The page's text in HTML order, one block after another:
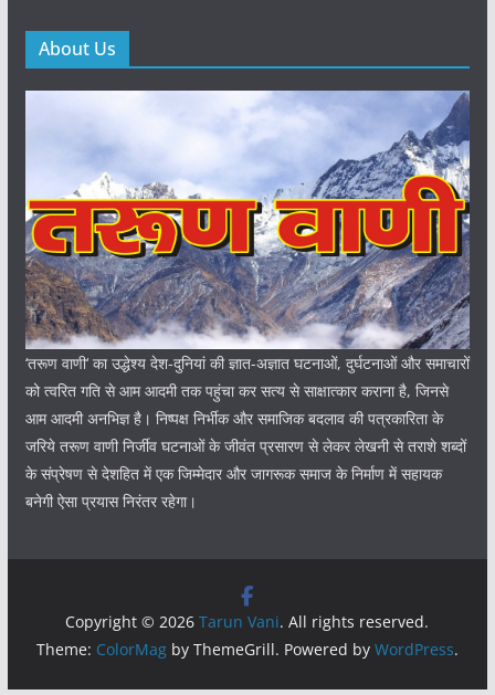
About Us
‘तरूण वाणी‘ का उद्धेश्य देश-दुनियां की ज्ञात-अज्ञात घटनाओं, दुर्घटनाओं और समाचारों
को त्वरित गति से आम आदमी तक पहुंचा कर सत्य से साक्षात्कार कराना है, जिनसे
आम आदमी अनभिज्ञ है। निष्पक्ष निर्भीक और समाजिक बदलाव की पत्रकारिता के
जरिये तरूण वाणी निर्जीव घटनाओं के जीवंत प्रसारण से लेकर लेखनी से तराशे शब्दों
के संप्रेषण से देशहित में एक जिम्मेदार और जागरूक समाज के निर्माण में सहायक
बनेगी ऐसा प्रयास निरंतर रहेगा।
Copyright © 2026Tarun Vani. All rights reserved.
Theme: ColorMagby ThemeGrill. Powered by WordPress.